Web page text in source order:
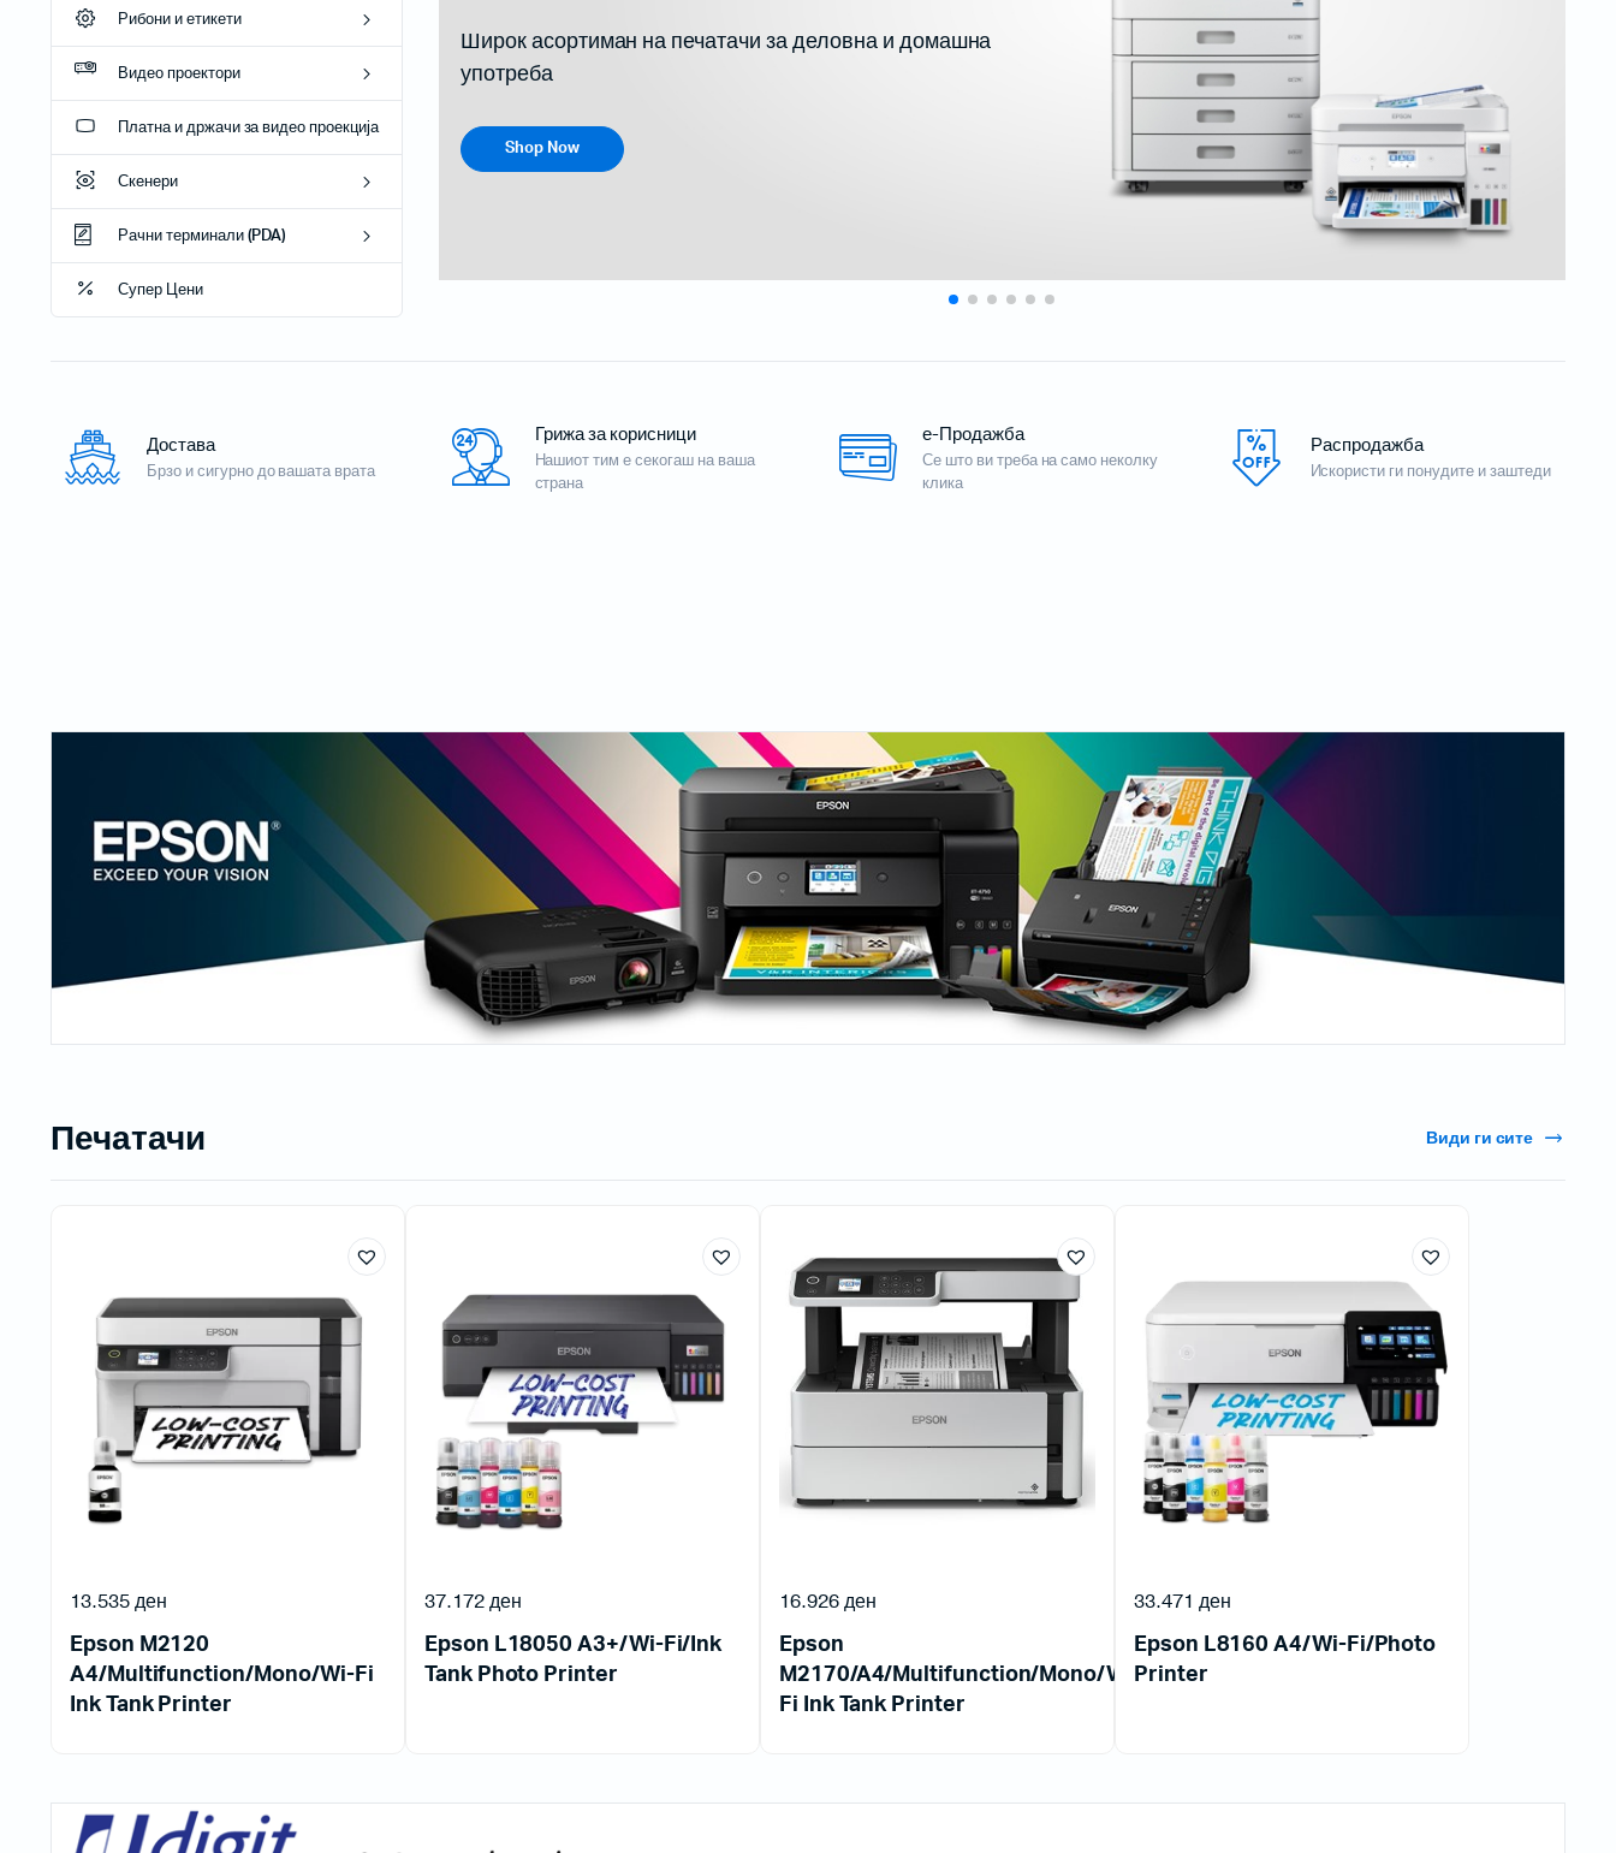
Рибони и етикети
Видео проектори
Платна и држачи за видео проекција
Скенери
Рачни терминали (PDA)
Супер Цени
Потрошен материјал
Акцесориси
Рибони
Етикети
Преносливи проектори Бизнис скенери
Потрошувачки скенер
Бар-код читачи за на маса
Безжични бар-код читачи
Мобилни терминали
Широк асортиман на печатачи за деловна и домашна
употреба
Shop Now
Достава
Брзо и сигурно до вашата врата
Грижа за корисници
Нашиот тим е секогаш на ваша
страна
е-Продажба
Се што ви треба на само неколку
клика
Распродажба
Искористи ги понудите и заштеди
Печатачи Види ги сите
Epson M2120
A4/Multifunction/Mono/Wi-Fi
Ink Tank Printer
13.535ден
Epson L18050 A3+/Wi-Fi/Ink
Tank Photo Printer
37.172ден
Epson
M2170/A4/Multifunction/Mono/Wi-
Fi Ink Tank Printer
16.926ден
Epson L8160 A4/Wi-Fi/Photo
Printer
33.471 ден